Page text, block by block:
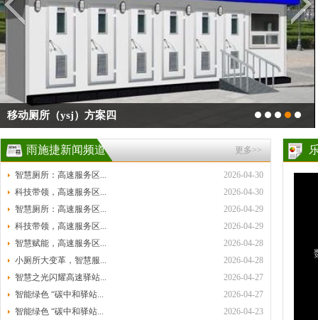
移动厕所（ysj）方案四
更多>>
雨施捷新闻频道
2026-04-30
智慧厕所：高速服务区...
2026-04-30
科技带领，高速服务区...
2026-04-29
智慧厕所：高速服务区...
2026-04-29
科技带领，高速服务区...
2026-04-28
智慧赋能，高速服务区...
2026-04-28
小厕所大变革，智慧服...
2026-04-27
智慧之光闪耀高速驿站...
2026-04-27
智能绿色 “碳中和驿站...
2026-04-23
智能绿色 “碳中和驿站...